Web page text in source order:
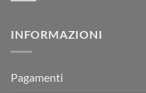
MOTOR
INFORMAZIONI
Pagamenti